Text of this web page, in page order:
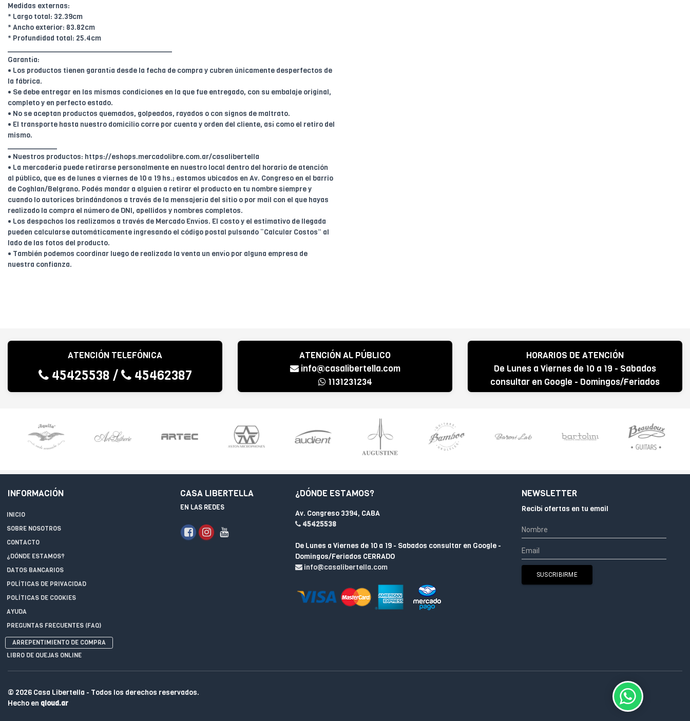
Medidas externas:
* Largo total: 32.39cm
* Ancho exterior: 83.82cm
* Profundidad total: 25.4cm
________________________________________
Garantía:
• Los productos tienen garantía desde la fecha de compra y cubren únicamente desperfectos de
la fábrica.
• Se debe entregar en las mismas condiciones en la que fue entregado, con su embalaje original,
completo y en perfecto estado.
• No se aceptan productos quemados, golpeados, rayados o con signos de maltrato.
• El transporte hasta nuestro domicilio corre por cuenta y orden del cliente, así como el retiro del
mismo.
____________
• Nuestros productos: https://eshops.mercadolibre.com.ar/casalibertella
• La mercadería puede retirarse personalmente en nuestro local dentro del horario de atención
al público, que es de lunes a viernes de 10 a 19 hs.; estamos ubicados en Av. Congreso en el barrio
de Coghlan/Belgrano. Podés mandar a alguien a retirar el producto en tu nombre siempre y
cuando lo autorices brindándonos a través de la mensajería del sitio o por mail con el que hayas
realizado la compra el número de DNI, apellidos y nombres completos.
• Los despachos los realizamos a través de Mercado Envíos. El costo y el estimativo de llegada
pueden calcularse automáticamente ingresando el código postal pulsando “Calcular Costos” al
lado de las fotos del producto.
• También podemos coordinar luego de realizada la venta un envío por alguna empresa de
nuestra confianza.
ATENCIÓN TELEFÓNICA
45425538 / 45462387
ATENCIÓN AL PÚBLICO
info@casalibertella.com
1131231234
HORARIOS DE ATENCIÓN
De Lunes a Viernes de 10 a 19 - Sabados
consultar en Google - Domingos/Feriados
CERRADO
INFORMACIÓN
INICIO
SOBRE NOSOTROS
CONTACTO
¿DÓNDE ESTAMOS?
DATOS BANCARIOS
POLÍTICAS DE PRIVACIDAD
POLÍTICAS DE COOKIES
AYUDA
PREGUNTAS FRECUENTES (FAQ)
ARREPENTIMIENTO DE COMPRA
LIBRO DE QUEJAS ONLINE
CASA LIBERTELLA
EN LAS REDES
¿DÓNDE ESTAMOS?
Av. Congreso 3394, CABA
45425538
De Lunes a Viernes de 10 a 19 - Sabados consultar en Google -
Domingos/Feriados CERRADO
info@casalibertella.com
NEWSLETTER
Recibí ofertas en tu email
© 2026 Casa Libertella - Todos los derechos reservados.
Hecho en qloud.ar